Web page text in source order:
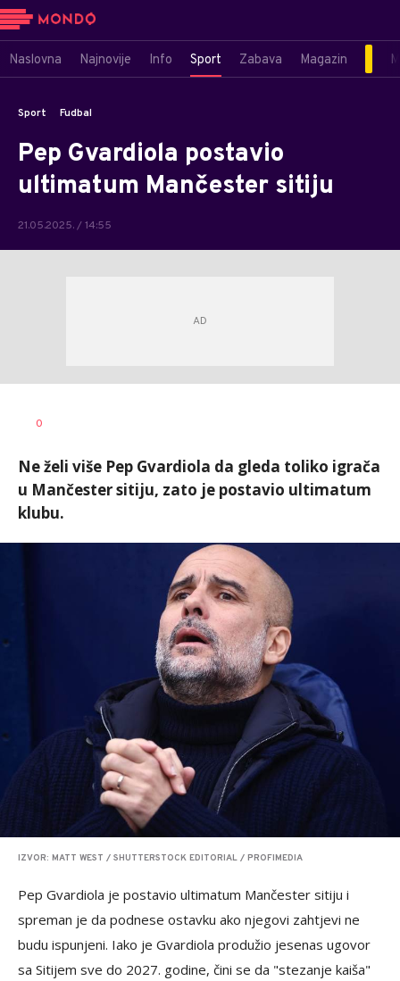
Naslovna Najnovije Info Sport Zabava Magazin
Sport Fudbal
Pep Gvardiola postavio
ultimatum Mančester sitiju
21.05.2025. / 14:55
AUTOR
0
Ne želi više Pep Gvardiola da gleda toliko igrača
u Mančester sitiju, zato je postavio ultimatum
klubu.
IZVOR: MATT WEST / SHUTTERSTOCK EDITORIAL / PROFIMEDIA
Pep Gvardiola je postavio ultimatum Mančester sitiju i
spreman je da podnese ostavku ako njegovi zahtjevi ne
budu ispunjeni. Iako je Gvardiola produžio jesenas ugovor
sa Sitijem sve do 2027. godine, čini se da "stezanje kaiša"